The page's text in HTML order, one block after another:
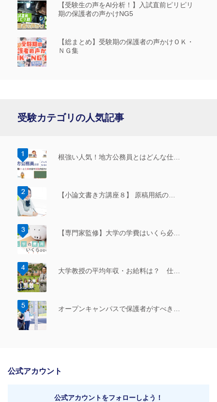
【受験生の声をAI分析！】入試直前ピリピリ
期の保護者の声かけNG5
【総まとめ】受験期の保護者の声かけＯＫ・
ＮＧ集
受験カテゴリの人気記事
根強い人気！地方公務員とはどんな仕…
【小論文書き方講座８】 原稿用紙の…
【専門家監修】大学の学費はいくら必…
大学教授の平均年収・お給料は？ 仕…
オープンキャンパスで保護者がすべき…
公式アカウント
公式アカウントをフォローしよう！